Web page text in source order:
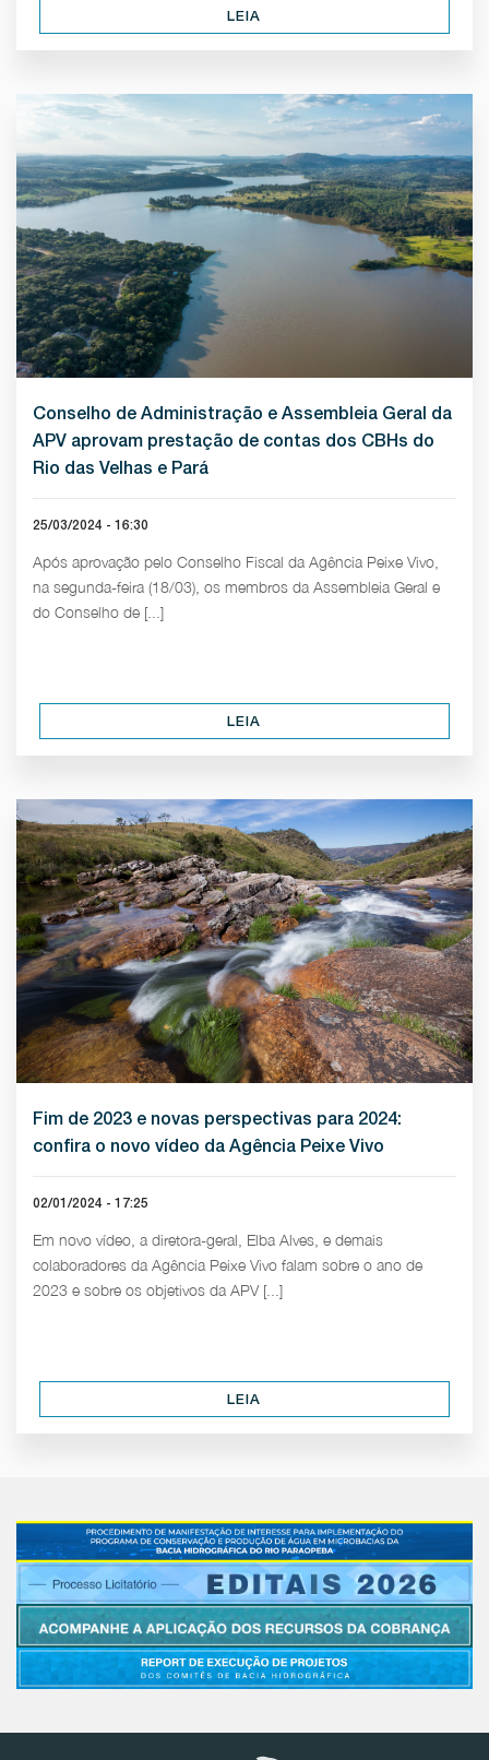
LEIA
Conselho de Administração e Assembleia Geral da
APV aprovam prestação de contas dos CBHs do
Rio das Velhas e Pará
25/03/2024 - 16:30
Após aprovação pelo Conselho Fiscal da Agência Peixe Vivo,
na segunda-feira (18/03), os membros da Assembleia Geral e
do Conselho de [...]
LEIA
Fim de 2023 e novas perspectivas para 2024:
confira o novo vídeo da Agência Peixe Vivo
02/01/2024 - 17:25
Em novo vídeo, a diretora-geral, Elba Alves, e demais
colaboradores da Agência Peixe Vivo falam sobre o ano de
2023 e sobre os objetivos da APV [...]
LEIA